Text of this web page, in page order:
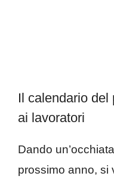
Il calendario del
ai lavoratori
Dando
prossimo anno, si